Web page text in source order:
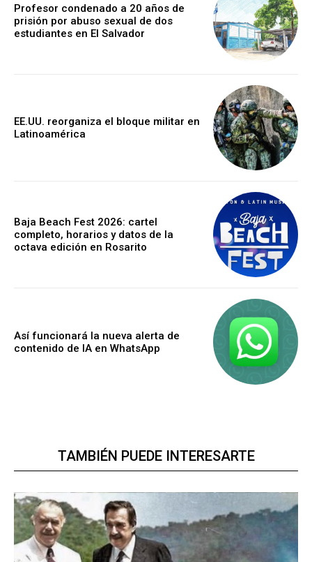
Profesor condenado a 20 años de
prisión por abuso sexual de dos
estudiantes en El Salvador
EE.UU. reorganiza el bloque militar en
Latinoamérica
Baja Beach Fest 2026: cartel
completo, horarios y datos de la
octava edición en Rosarito
Así funcionará la nueva alerta de
contenido de IA en WhatsApp
TAMBIÉN PUEDE INTERESARTE